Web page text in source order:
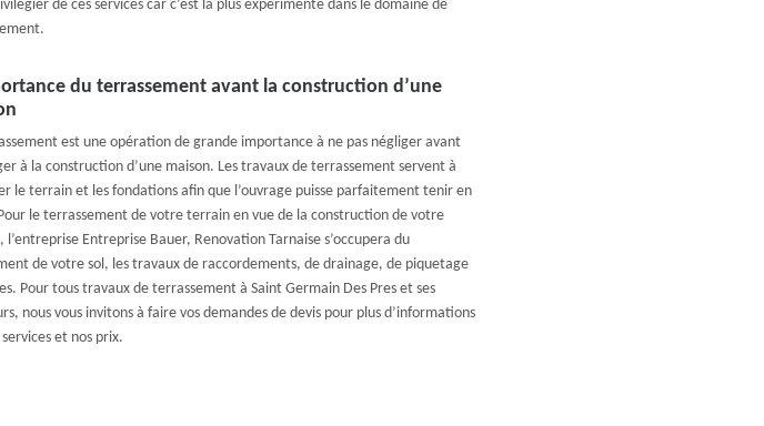
de ces services car c’est la plus expérimenté dans le domaine de
du terrassement avant la construction d’une
est une opération de grande importance à ne pas négliger avant
à la construction d’une maison. Les travaux de terrassement servent à
le terrain et les fondations afin que l’ouvrage puisse parfaitement tenir en
le terrassement de votre terrain en vue de la construction de votre
l’entreprise Entreprise Bauer, Renovation Tarnaise s’occupera du
de votre sol, les travaux de raccordements, de drainage, de piquetage
Pour tous travaux de terrassement à Saint Germain Des Pres et ses
nous vous invitons à faire vos demandes de devis pour plus d’informations
et nos prix.